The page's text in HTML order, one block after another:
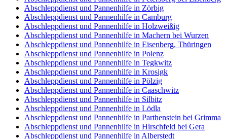
Abschleppdienst und Pannenhilfe in Zörbig
Abschleppdienst und Pannenhilfe in Camburg
Abschleppdienst und Pannenhilfe in Holzweißig
Abschleppdienst und Pannenhilfe in Machern bei Wurzen
Abschleppdienst und Pannenhilfe in Eisenberg, Thüringen
Abschleppdienst und Pannenhilfe in Polenz
Abschleppdienst und Pannenhilfe in Tegkwitz
Abschleppdienst und Pannenhilfe in Krosigk
Abschleppdienst und Pannenhilfe in Pölzig
Abschleppdienst und Pannenhilfe in Caaschwitz
Abschleppdienst und Pannenhilfe in Silbitz
Abschleppdienst und Pannenhilfe in Lödla
Abschleppdienst und Pannenhilfe in Parthenstein bei Grimma
Abschleppdienst und Pannenhilfe in Hirschfeld bei Gera
Abschleppdienst und Pannenhilfe in Alberstedt